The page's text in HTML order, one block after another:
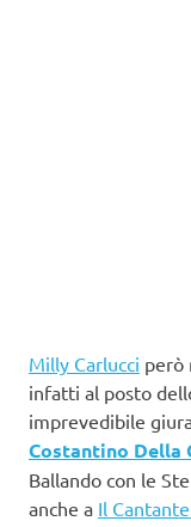
Milly Carlucci però
infatti al posto
imprevedibile
Costantino Della
Ballando con le
anche a Il